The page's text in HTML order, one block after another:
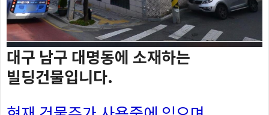
대구 남구 대명동에 소재하는
빌딩건물입니다.